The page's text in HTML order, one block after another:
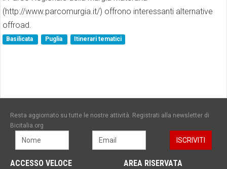
(http://www.parcomurgia.it/) offrono interessanti alternative
offroad.
Basilicata Puglia Itinerari tematici
Resta aggiornato su tutte le nostre attività. Registrati alla newsletter di
Bicitalia.org
ACCESSO VELOCE AREA RISERVATA